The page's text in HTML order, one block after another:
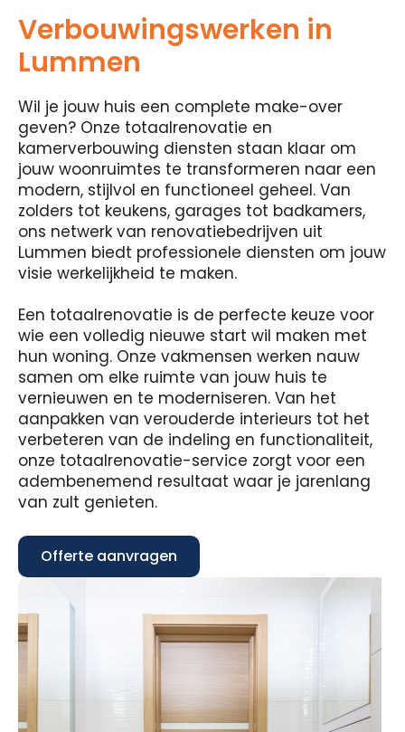
Verbouwingswerken in
Lummen
Wil je jouw huis een complete make-over
geven? Onze totaalrenovatie en
kamerverbouwing diensten staan ​​klaar om
jouw woonruimtes te transformeren naar een
modern, stijlvol en functioneel geheel. Van
zolders tot keukens, garages tot badkamers,
ons netwerk van renovatiebedrijven uit
Lummen biedt professionele diensten om jouw
visie werkelijkheid te maken.
Een totaalrenovatie is de perfecte keuze voor
wie een volledig nieuwe start wil maken met
hun woning. Onze vakmensen werken nauw
samen om elke ruimte van jouw huis te
vernieuwen en te moderniseren. Van het
aanpakken van verouderde interieurs tot het
verbeteren van de indeling en functionaliteit,
onze totaalrenovatie-service zorgt voor een
adembenemend resultaat waar je jarenlang
van zult genieten.
Offerte aanvragen